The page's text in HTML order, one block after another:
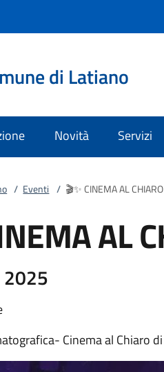
di Latiano
Novità Servizi
/ Eventi / 🎬✨ CINEMA AL
AL
Cinema al Chiaro